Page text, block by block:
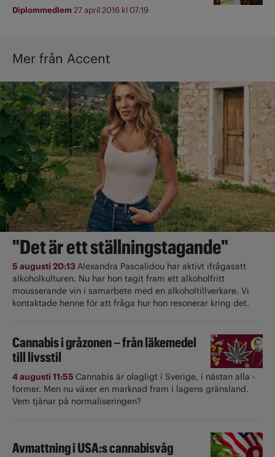
Diplommedlem27 april 2016 kl 07:19
Mer från Accent
"Det är ett ställningstagande"
5 augusti 20:13Alexandra Pascalidou har aktivt ifrågasatt
alkoholkulturen. Nu har hon tagit fram ett alkoholfritt
mousserande vin i samarbete med en alkoholtillverkare. Vi
kontaktade henne för att fråga hur hon resonerar kring det.
Cannabis i gråzonen – från läkemedel
till livsstil
4 augusti 11:55 Cannabis är olagligt i ­Sverige, i nästan alla ­
former. Men nu växer en marknad fram i lagens gränsland.
Vem tjänar på normaliseringen?
Avmattning i USA:s cannabisvåg